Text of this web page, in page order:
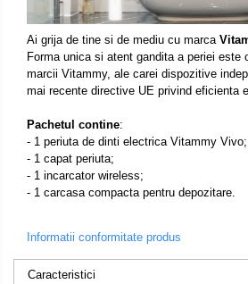
Ai grija de tine si de mediu cu marca
Forma unica si atent gandita a periei este
marcii Vitammy, ale carei dispozitive
mai recente directive UE privind eficienta
Pachetul contine:
- 1 periuta de dinti electrica Vitammy Vivo;
- 1 capat periuta;
- 1 incarcator wireless;
- 1 carcasa compacta pentru depozitare.
Informatii conformitate produs
Caracteristici